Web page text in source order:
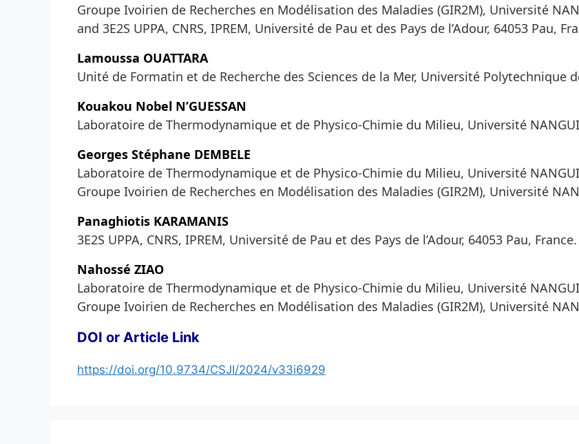
Groupe Ivoirien de Recherches en Modélisation des Maladies (GIR2M), Université
and 3E2S UPPA, CNRS, IPREM, Université de Pau et des Pays de l’Adour, 64053 Pau,
Lamoussa OUATTARA
Unité de Formatin et de Recherche des Sciences de la Mer, Université Polytechnique
Kouakou Nobel N’GUESSAN
Laboratoire de Thermodynamique et de Physico-Chimie du Milieu, Université
Georges Stéphane DEMBELE
Laboratoire de Thermodynamique et de Physico-Chimie du Milieu, Université
Groupe Ivoirien de Recherches en Modélisation des Maladies (GIR2M), Université
Panaghiotis KARAMANIS
3E2S UPPA, CNRS, IPREM, Université de Pau et des Pays de l’Adour, 64053 Pau, France.
Nahossé ZIAO
Laboratoire de Thermodynamique et de Physico-Chimie du Milieu, Université
Groupe Ivoirien de Recherches en Modélisation des Maladies (GIR2M), Université
DOI or Article Link
https://doi.org/10.9734/CSJI/2024/v33i6929